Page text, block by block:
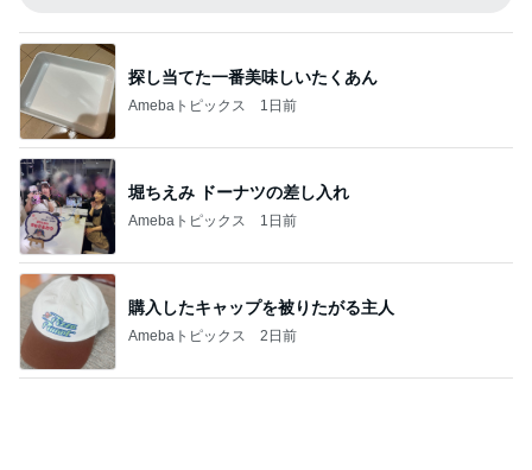
探し当てた一番美味しいたくあん
Amebaトピックス 1日前
堀ちえみ ドーナツの差し入れ
Amebaトピックス 1日前
購入したキャップを被りたがる主人
Amebaトピックス 2日前